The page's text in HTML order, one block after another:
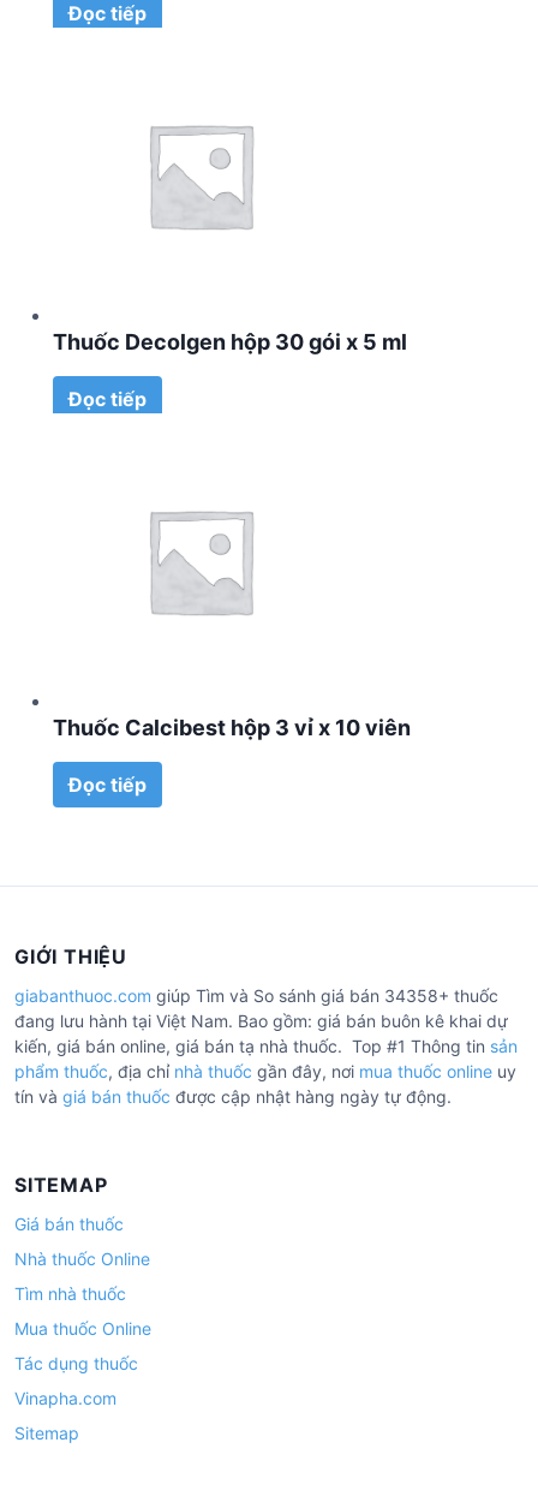
Đọc tiếp
Thuốc Decolgen hộp 30 gói x 5 ml
Đọc tiếp
Thuốc Calcibest hộp 3 vỉ x 10 viên
Đọc tiếp
GIỚI THIỆU
giabanthuoc.com giúp Tìm và So sánh giá bán 34358+ thuốc
đang lưu hành tại Việt Nam. Bao gồm: giá bán buôn kê khai dự
kiến, giá bán online, giá bán tạ nhà thuốc. Top #1 Thông tin sản
phẩm thuốc, địa chỉ nhà thuốc gần đây, nơi mua thuốc online uy
tín và giá bán thuốc được cập nhật hàng ngày tự động.
SITEMAP
Giá bán thuốc
Nhà thuốc Online
Tìm nhà thuốc
Mua thuốc Online
Tác dụng thuốc
Vinapha.com
Sitemap